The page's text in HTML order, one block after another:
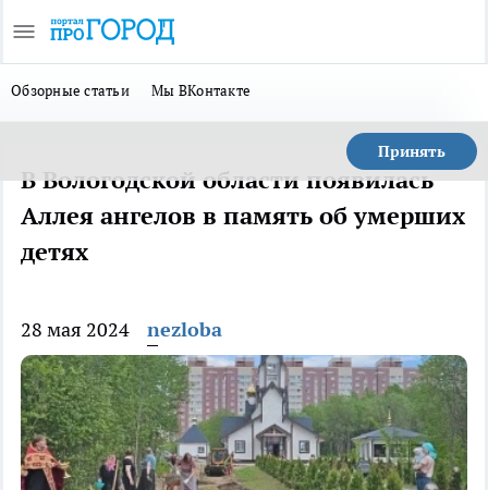
Обзорные статьи Мы ВКонтакте
Принять
В Вологодской области появилась
Аллея ангелов в память об умерших
детях
28 мая 2024 nezloba